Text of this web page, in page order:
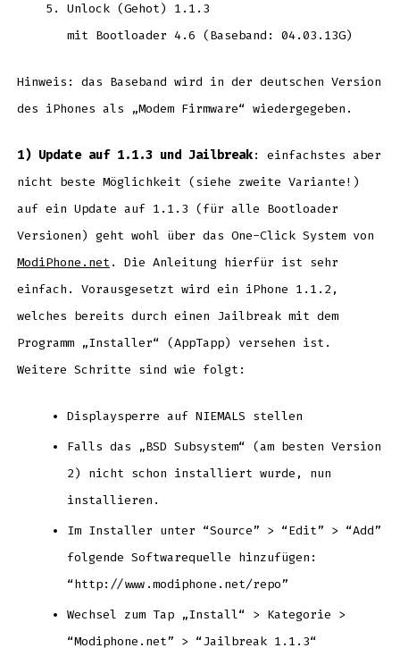
Unlock (Gehot) 1.1.3
mit Bootloader 4.6 (Baseband: 04.03.13G)
Hinweis: das Baseband wird in der deutschen Version
des iPhones als „Modem Firmware“ wiedergegeben.
1) Update auf 1.1.3 und Jailbreak: einfachstes aber
nicht beste Möglichkeit (siehe zweite Variante!)
auf ein Update auf 1.1.3 (für alle Bootloader
Versionen) geht wohl über das One-Click System von
ModiPhone.net . Die Anleitung hierfür ist sehr
einfach. Vorausgesetzt wird ein iPhone 1.1.2,
welches bereits durch einen Jailbreak mit dem
Programm „Installer“ (AppTapp) versehen ist.
Weitere Schritte sind wie folgt:
Displaysperre auf NIEMALS stellen
Falls das „BSD Subsystem“ (am besten Version
2) nicht schon installiert wurde, nun
installieren.
Im Installer unter “Source” > “Edit” > “Add”
folgende Softwarequelle hinzufügen:
“http://www.modiphone.net/repo”
Wechsel zum Tap „Install“ > Kategorie >
“Modiphone.net” > “Jailbreak 1.1.3“